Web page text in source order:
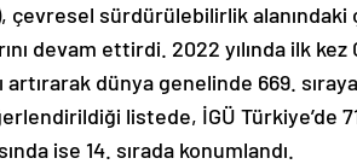
çevresel sürdürülebilirlik alanındaki
devam ettirdi. 2022 yılında ilk
artırarak dünya genelinde 669.
listede, İGÜ Türkiye’de
ise 14. sırada konumlandı.